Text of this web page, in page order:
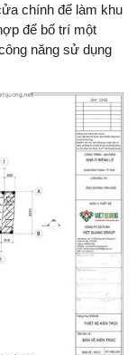
chính để làm khu
để bố trí một
năng sử dụng